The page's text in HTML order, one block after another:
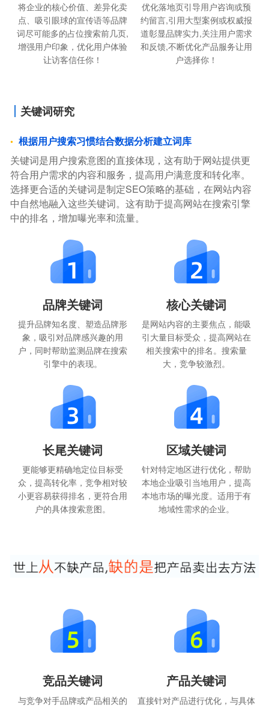
将企业的核心价值、差异化卖
点、吸引眼球的宣传语等品牌
词尽可能多的占位搜索前几页,
增强用户印象，优化用户体验
让访客信任你！
优化落地页引导用户咨询或预
约留言,引用大型案例或权威报
道彰显品牌实力,关注用户需求
和反馈,不断优化产品服务让用
户选择你！
关键词研究
根据用户搜索习惯结合数据分析建立词库
关键词是用户搜索意图的直接体现，这有助于网站提供更
符合用户需求的内容和服务，提高用户满意度和转化率。
选择更合适的关键词是制定SEO策略的基础，在网站内容
中自然地融入这些关键词。这有助于提高网站在搜索引擎
中的排名，增加曝光率和流量。
品牌关键词
提升品牌知名度、塑造品牌形
象，吸引对品牌感兴趣的用
户，同时帮助监测品牌在搜索
引擎中的表现。
核心关键词
是网站内容的主要焦点，能吸
引大量目标受众，提高网站在
相关搜索中的排名。搜索量
大，竞争较激烈。
长尾关键词
更能够更精确地定位目标受
众，提高转化率，竞争相对较
小更容易获得排名，更符合用
户的具体搜索意图。
区域关键词
针对特定地区进行优化，帮助
本地企业吸引当地用户，提高
本地市场的曝光度。适用于有
地域性需求的企业。
竞品关键词
与竞争对手品牌或产品相关的
产品关键词
直接针对产品进行优化，与具体